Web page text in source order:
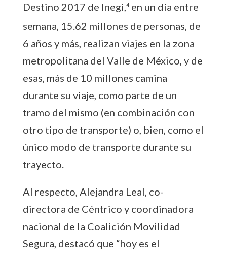
Destino 2017 de Inegi,4en un día entre
semana, 15.62 millones de personas, de
6 años y más, realizan viajes en la zona
metropolitana del Valle de México, y de
esas, más de 10 millones camina
durante su viaje, como parte de un
tramo del mismo (en combinación con
otro tipo de transporte) o, bien, como el
único modo de transporte durante su
trayecto.
Al respecto, Alejandra Leal, co-
directora de Céntrico y coordinadora
nacional de la Coalición Movilidad
Segura, destacó que “hoy es el